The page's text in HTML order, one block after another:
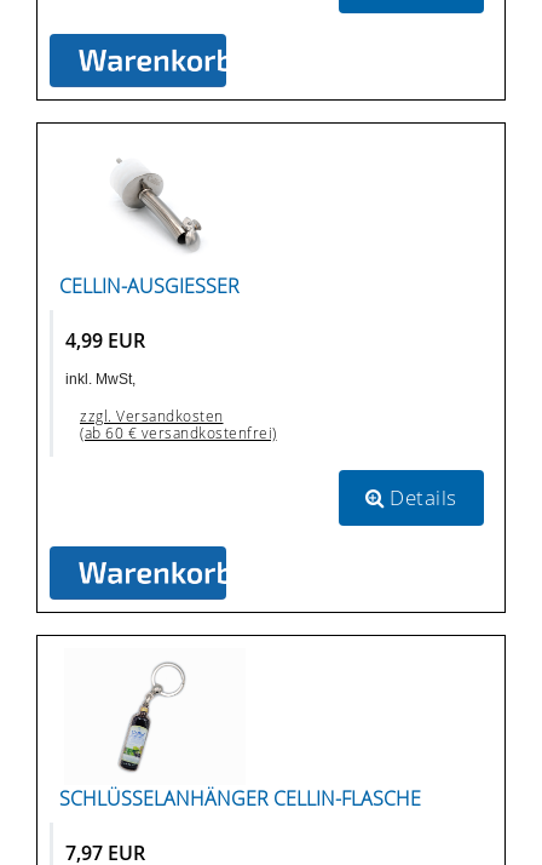
CELLIN-AUSGIESSER
4,99 EUR
inkl. MwSt,
zzgl. Versandkosten
(ab 60 € versandkostenfrei)
Details
SCHLÜSSELANHÄNGER CELLIN-FLASCHE
7,97 EUR